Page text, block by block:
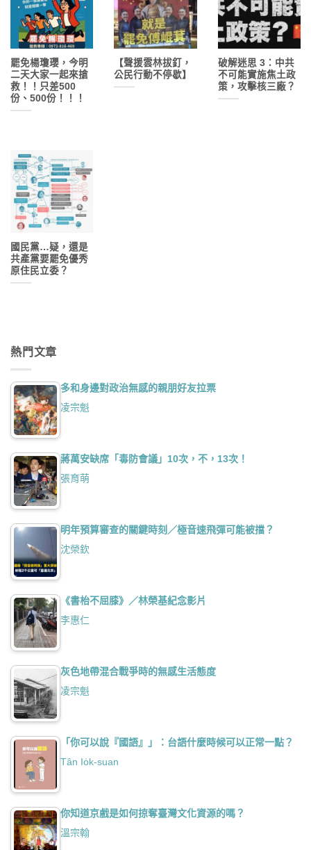
罷免楊瓊瓔，今明
二天大家一起來搶
救！！只差500
份、500份！！！
【聲援雲林拔釘，
公民行動不停歇】
破解迷思 3：中共
不可能實施焦土政
策，攻擊核三廠？
國民黨…疑，還是
共產黨要罷免優秀
原住民立委？
熱門文章
多和身邊對政治無感的親朋好友拉票
凌宗魁
蔣萬安缺席「毒防會議」10次，不，13次！
張育萌
明年預算審查的關鍵時刻／極音速飛彈可能被擋？
沈榮欽
《書枱不屈膝》／林榮基紀念影片
李惠仁
灰色地帶混合戰爭時的無感生活態度
凌宗魁
「你可以說『國語』」：台語什麼時候可以正常一點？
Tân Io̍k-suan
你知道京戲是如何掠奪臺灣文化資源的嗎？
溫宗翰